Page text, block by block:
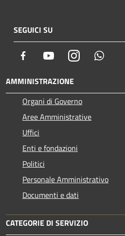
SEGUICI SU
Facebook YoutubeInstagram
AMMINISTRAZIONE
Organi di Governo
Aree Amministrative
Uffici
Enti e fondazioni
Politici
Personale Amministrativo
Documenti e dati
CATEGORIE DI SERVIZIO